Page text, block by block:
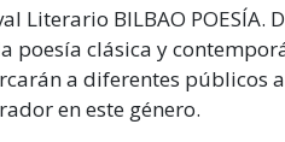
Literario BILBAO POESÍA.
poesía clásica y
a diferentes públicos
en este género.